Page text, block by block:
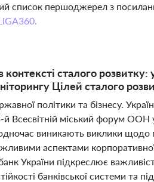
список першоджерел з
контексті сталого розвитку:
Цілей сталого
політики та бізнесу.
й Всесвітній міський форум ООН
виникають виклики щодо
аспектами
України підкреслює
банківської системи та